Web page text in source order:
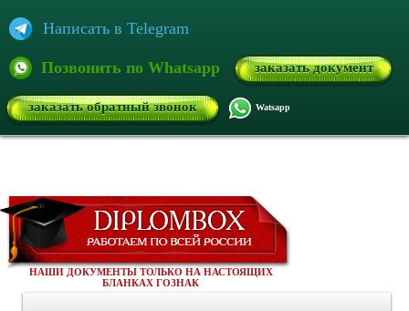
Написать в Telegram
Позвонить по Whatsapp заказать документ
заказать обратный звонок Watsapp
НАШИ ДОКУМЕНТЫ ТОЛЬКО НА НАСТОЯЩИХ
БЛАНКАХ ГОЗНАК